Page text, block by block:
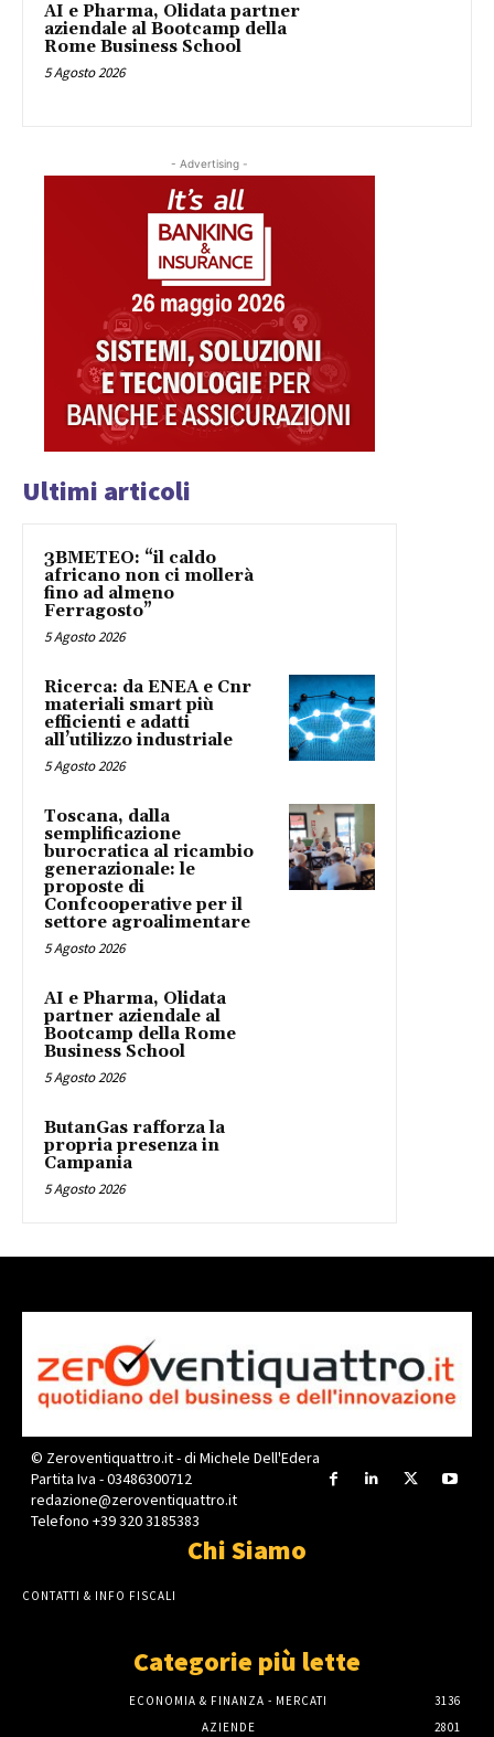
AI e Pharma, Olidata partner
aziendale al Bootcamp della
Rome Business School
5 Agosto 2026
- Advertising -
Ultimi articoli
3BMETEO: “il caldo
africano non ci mollerà
fino ad almeno
Ferragosto”
5 Agosto 2026
Ricerca: da ENEA e Cnr
materiali smart più
efficienti e adatti
all’utilizzo industriale
5 Agosto 2026
Toscana, dalla
semplificazione
burocratica al ricambio
generazionale: le
proposte di
Confcooperative per il
settore agroalimentare
5 Agosto 2026
AI e Pharma, Olidata
partner aziendale al
Bootcamp della Rome
Business School
5 Agosto 2026
ButanGas rafforza la
propria presenza in
Campania
5 Agosto 2026
© Zeroventiquattro.it - di Michele Dell'Edera
Partita Iva - 03486300712
redazione@zeroventiquattro.it
Telefono +39 320 3185383
Chi Siamo
CONTATTI & INFO FISCALI
Categorie più lette
ECONOMIA & FINANZA - MERCATI
3136
AZIENDE
2801